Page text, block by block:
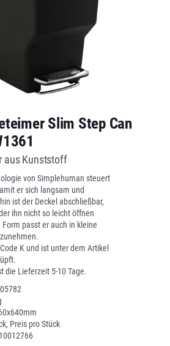
Slim Step Can
aus Kunststoff
von Simplehuman steuert
er sich langsam und
ist der Deckel abschließbar,
ihn nicht so leicht öffnen
passt er auch in kleine
K und ist unter dem Artikel
die Lieferzeit 5-10 Tage.
Preis pro Stück